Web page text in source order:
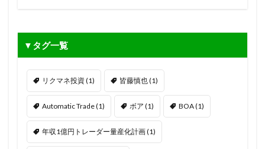
▼タグ一覧
リクマネ投資(1) 皆藤慎也(1)
Automatic Trade(1) ボア (1) BOA(1)
年収1億円トレーダー量産化計画(1)